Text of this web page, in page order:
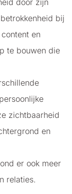
bij
en
te bouwen die
zichtbaarheid
en
er ook meer
relaties.